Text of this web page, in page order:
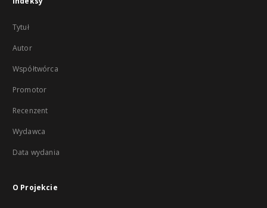
Tytuł
Autor
Współtwórca
Promotor
Recenzent
Wydawca
Data wydania
O Projekcie